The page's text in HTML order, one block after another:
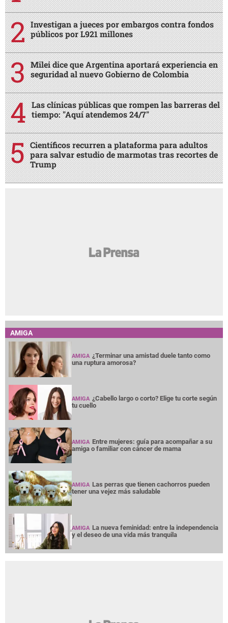
Investigan a jueces por embargos contra fondos
públicos por L921 millones
Milei dice que Argentina aportará experiencia en
seguridad al nuevo Gobierno de Colombia
Las clínicas públicas que rompen las barreras del
tiempo: "Aquí atendemos 24/7"
Científicos recurren a plataforma para adultos
para salvar estudio de marmotas tras recortes de
Trump
AMIGA
AMIGA ¿Terminar una amistad duele tanto como
una ruptura amorosa?
AMIGA ¿Cabello largo o corto? Elige tu corte según
tu cuello
AMIGA Entre mujeres: guía para acompañar a su
amiga o familiar con cáncer de mama
AMIGA Las perras que tienen cachorros pueden
tener una vejez más saludable
AMIGA La nueva feminidad: entre la independencia
y el deseo de una vida más tranquila